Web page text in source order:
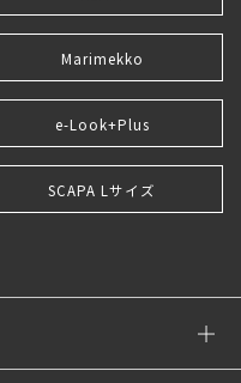
Marimekko
e-Look+Plus
SCAPA Lサイズ